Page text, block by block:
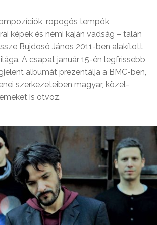
ropogós tempók,
képek és némi kaján vadság – talán
Bujdosó János 2011-ben alakított
A csapat január 15-én legfrissebb,
albumát prezentálja a BMC-ben,
szerkezeteiben magyar, közel-
is ötvöz.